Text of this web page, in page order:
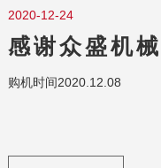
2020-12-24
感谢众盛机
中心孔钻床
购机时间2020.12.08